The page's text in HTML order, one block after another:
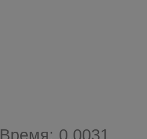
Время: 0.0031